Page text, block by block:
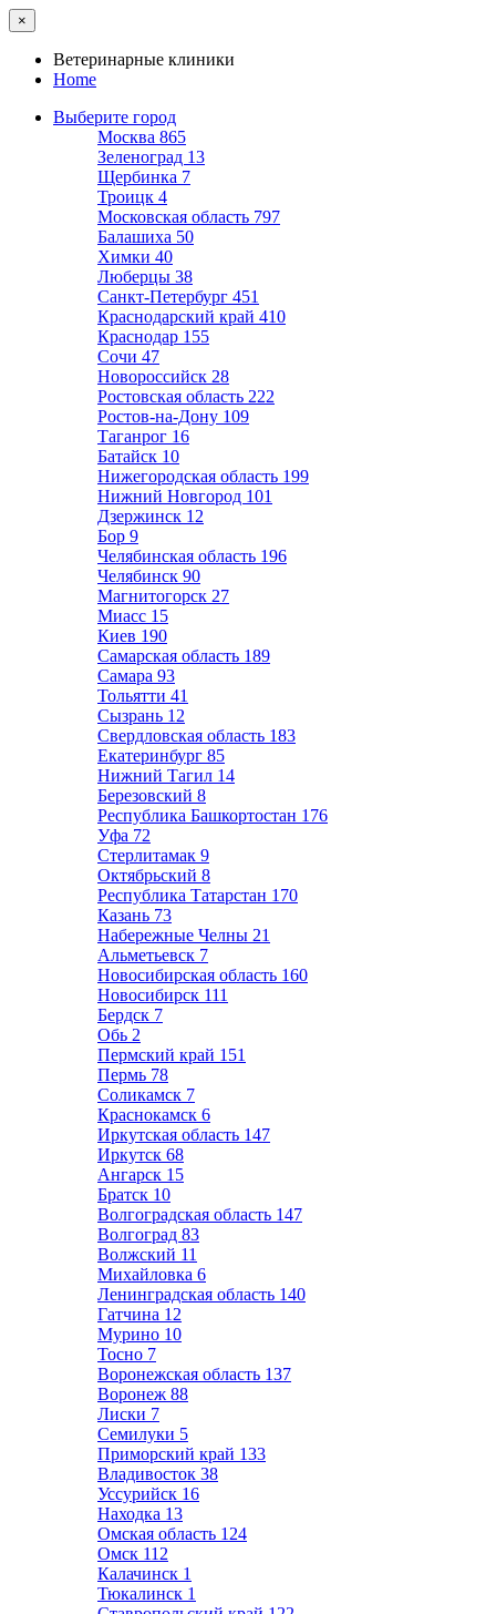
×
Ветеринарные клиники
Home
Выберите город
Москва 865
Зеленоград 13
Щербинка 7
Троицк 4
Московская область 797
Балашиха 50
Химки 40
Люберцы 38
Санкт-Петербург 451
Краснодарский край 410
Краснодар 155
Сочи 47
Новороссийск 28
Ростовская область 222
Ростов-на-Дону 109
Таганрог 16
Батайск 10
Нижегородская область 199
Нижний Новгород 101
Дзержинск 12
Бор 9
Челябинская область 196
Челябинск 90
Магнитогорск 27
Миасс 15
Киев 190
Самарская область 189
Самара 93
Тольятти 41
Сызрань 12
Свердловская область 183
Екатеринбург 85
Нижний Тагил 14
Березовский 8
Республика Башкортостан 176
Уфа 72
Стерлитамак 9
Октябрьский 8
Республика Татарстан 170
Казань 73
Набережные Челны 21
Альметьевск 7
Новосибирская область 160
Новосибирск 111
Бердск 7
Обь 2
Пермский край 151
Пермь 78
Соликамск 7
Краснокамск 6
Иркутская область 147
Иркутск 68
Ангарск 15
Братск 10
Волгоградская область 147
Волгоград 83
Волжский 11
Михайловка 6
Ленинградская область 140
Гатчина 12
Мурино 10
Тосно 7
Воронежская область 137
Воронеж 88
Лиски 7
Семилуки 5
Приморский край 133
Владивосток 38
Уссурийск 16
Находка 13
Омская область 124
Омск 112
Калачинск 1
Тюкалинск 1